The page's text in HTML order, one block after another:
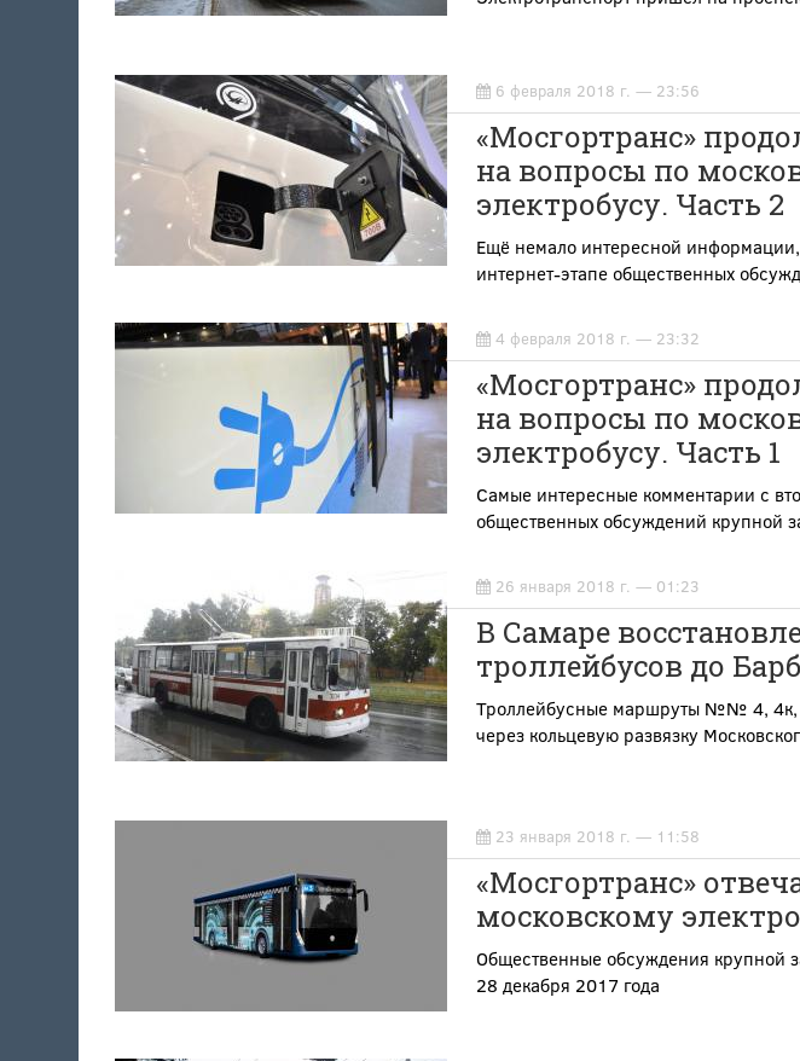
6 февраля 2018 г. — 23:56
«Мосгортранс»
на вопросы по
электробусу. Часть 2
Ещё немало интересной
интернет-этапе общественных
4 февраля 2018 г. — 23:32
«Мосгортранс»
на вопросы по
электробусу. Часть 1
Самые интересные комментарии с
общественных обсуждений крупной
26 января 2018 г. — 01:23
В Самаре
троллейбусов до
Троллейбусные маршруты №№ 4, 4к,
через кольцевую развязку
23 января 2018 г. — 11:58
«Мосгортранс»
московскому
Общественные обсуждения крупной
28 декабря 2017 года